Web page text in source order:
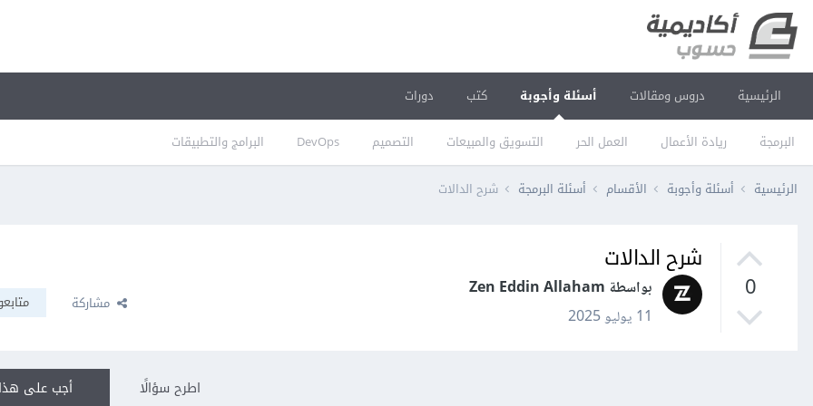
الرئيسية دروس ومقالات أسئلة وأجوبة
البرمجة ريادة الأعمال العمل الحر التسويق والمبيعات التصميم DevOps البرامج والتطبيقات
كتب دورات
الرئيسية أسئلة وأجوبة الأقسام أسئلة البرمجة شرح الدالات
0
شرح الدالات
بواسطة Zen Eddin Allaham
11 يوليو 2025
مشاركة
أجب على اطرح سؤالًا